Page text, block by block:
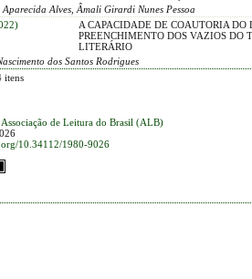
Alves, Âmali Girardi Nunes Pessoa
A CAPACIDADE DE COAUTORIA DO
PREENCHIMENTO DOS VAZIOS DO
LITERÁRIO
dos Santos Rodrigues
itens
Associação de Leitura do Brasil (ALB)
10.34112/1980-9026